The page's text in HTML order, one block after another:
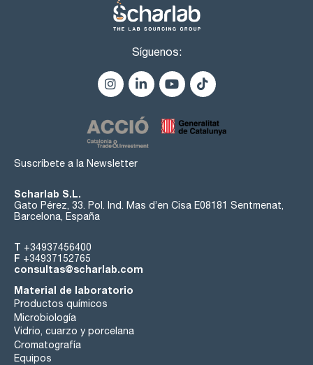
Síguenos:
Suscríbete a la Newsletter
Scharlab S.L.
Gato Pérez, 33. Pol. Ind. Mas d’en Cisa E08181 Sentmenat,
Barcelona, España
T +34937456400
F +34937152765
consultas@scharlab.com
Material de laboratorio
Productos químicos
Microbiología
Vidrio, cuarzo y porcelana
Cromatografía
Equipos